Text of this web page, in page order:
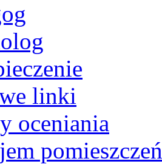
linki
oceniania
pomieszczeń